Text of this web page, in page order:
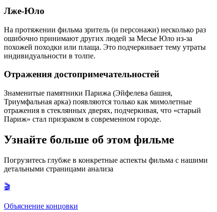
Лже-Юло
На протяжении фильма зритель (и персонажи) несколько раз
ошибочно принимают других людей за Месье Юло из-за
похожей походки или плаща. Это подчеркивает тему утраты
индивидуальности в толпе.
Отражения достопримечательностей
Знаменитые памятники Парижа (Эйфелева башня,
Триумфальная арка) появляются только как мимолетные
отражения в стеклянных дверях, подчеркивая, что «старый
Париж» стал призраком в современном городе.
Узнайте больше об этом фильме
Погрузитесь глубже в конкретные аспекты фильма с нашими
детальными страницами анализа
🎬
Объяснение концовки